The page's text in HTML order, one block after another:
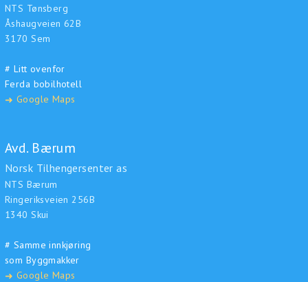
NTS Tønsberg
Åshaugveien 62B
3170 Sem
# Litt ovenfor
Ferda bobilhotell
➜ Google Maps
Avd. Bærum
Norsk Tilhengersenter as
NTS Bærum
Ringeriksveien 256B
1340 Skui
# Samme innkjøring
som Byggmakker
➜ Google Maps